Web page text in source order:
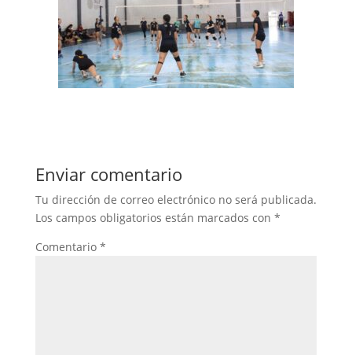
Enviar comentario
Tu dirección de correo electrónico no será publicada.
Los campos obligatorios están marcados con *
Comentario *